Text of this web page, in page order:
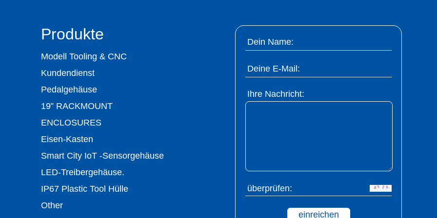
Produkte
Modell Tooling & CNC
Kundendienst
Pedalgehäuse
19” RACKMOUNT
ENCLOSURES
Eisen-Kasten
Smart City IoT -Sensorgehäuse
LED-Treibergehäuse.
IP67 Plastic Tool Hülle
Other
Dein Name:
Deine E-Mail:
Ihre Nachricht:
überprüfen:
einreichen